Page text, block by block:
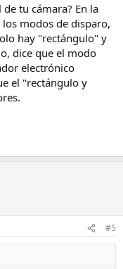
tu cámara? En la
modos de disparo,
hay "rectángulo" y
dice que el modo
electrónico
el "rectángulo y
#5